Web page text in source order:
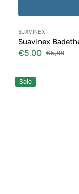
Anbieter:
SUAVINEX
Suavinex
Verkaufspreis
€5,00
Normaler
€5,88
Suavinex
Badethermometer
Sale